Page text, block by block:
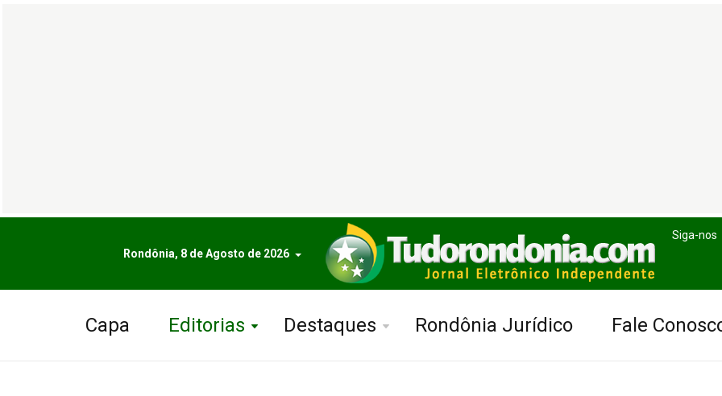
Rondônia, 8 de Agosto de 2026
Siga-nos
Capa Editorias Destaques Rondônia Jurídico Fale